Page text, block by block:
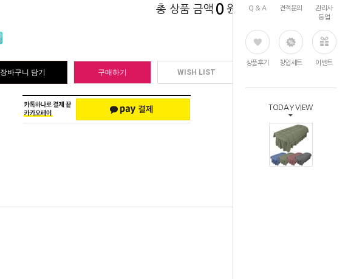
Q & A 견적문의
관리사
등업
상품후기 창업세트 이벤트
TODAY VIEW
총 상품 금액 0 원
장바구니 담기 구매하기 WISH LIST